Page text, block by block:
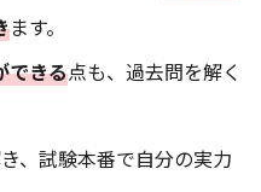
ます。
できる点も、過去問を解く
、試験本番で自分の実力